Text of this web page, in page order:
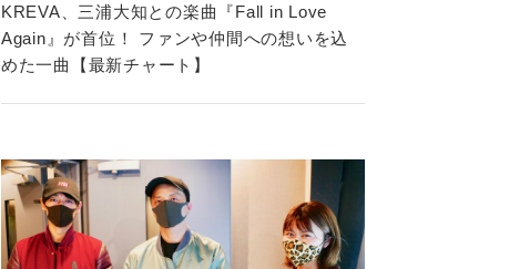
KREVA、三浦大知との楽曲『Fall in Love
Again』が首位！ ファンや仲間への想いを込
めた一曲【最新チャート】